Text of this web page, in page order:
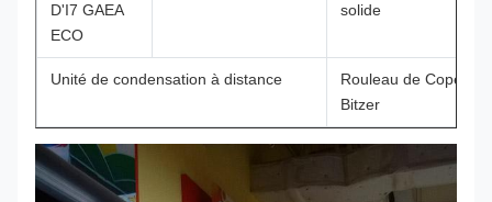
D'I7 GAEA
ECO
solide
Unité de condensation à distance
Rouleau de
Bitzer